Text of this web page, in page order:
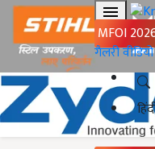
MFOI
गैलरीवीडियो